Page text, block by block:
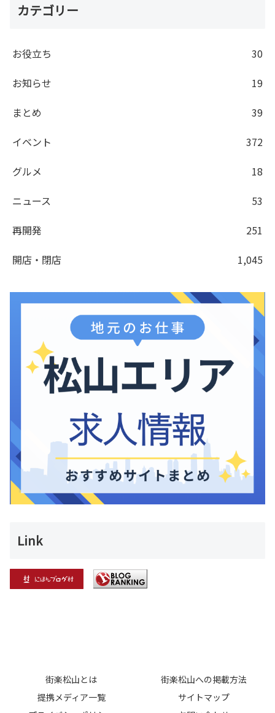
カテゴリー
お役立ち
30
お知らせ
19
まとめ
39
イベント
372
グルメ
18
ニュース
53
再開発
251
開店・閉店
1,045
Link
街楽松山とは
街楽松山への掲載方法
提携メディア一覧
サイトマップ